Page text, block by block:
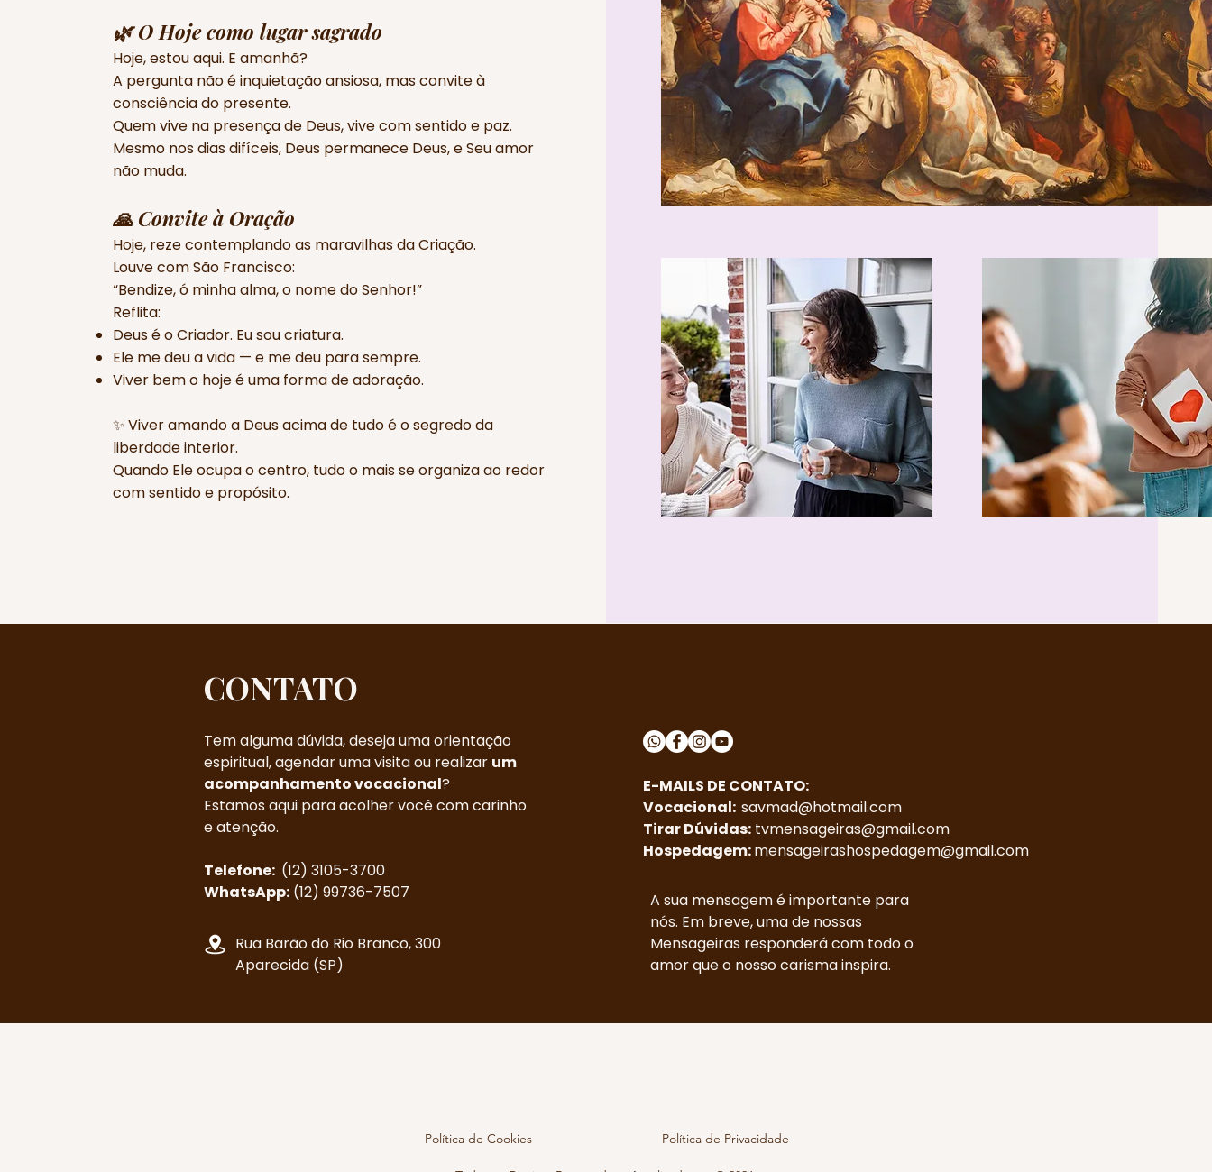
🌿 O Hoje como lugar sagrado
Hoje, estou aqui. E amanhã?
A pergunta não é inquietação ansiosa, mas convite à
consciência do presente.
Quem vive na presença de Deus, vive com sentido e paz.
Mesmo nos dias difíceis, Deus permanece Deus, e Seu amor
não muda.
🙏 Convite à Oração
Hoje, reze contemplando as maravilhas da Criação.
Louve com São Francisco:
“Bendize, ó minha alma, o nome do Senhor!”
Reflita:
Deus é o Criador. Eu sou criatura.
Ele me deu a vida — e me deu para sempre.
Viver bem o hoje é uma forma de adoração.
✨ Viver amando a Deus acima de tudo é o segredo da
liberdade interior.
Quando Ele ocupa o centro, tudo o mais se organiza ao redor
com sentido e propósito.
CONTATO
Tem alguma dúvida, deseja uma orientação
espiritual, agendar uma visita ou realizar um
acompanhamento vocacional?
Estamos aqui para acolher você com carinho
e atenção.
Telefone: (12) 3105-3700
WhatsApp: (12) 99736-7507
Rua Barão do Rio Branco, 300
Aparecida (SP)
E-MAILS DE CONTATO:
Vocacional: savmad@hotmail.com
Tirar Dúvidas: tvmensageiras@gmail.com
Hospedagem:mensageirashospedagem@gmail.com
A sua mensagem é importante para
nós. Em breve, uma de nossas
Mensageiras responderá com todo o
amor que o nosso carisma inspira.
Política de Cookies Política de Privacidade